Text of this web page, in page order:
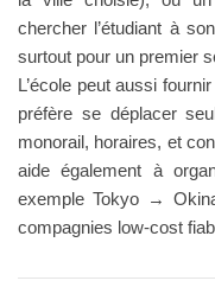
chercher l’étudiant à
surtout pour un premier
L’école peut aussi
préfère se déplacer
monorail, horaires, et
aide également à
exemple Tokyo →
compagnies low-cost